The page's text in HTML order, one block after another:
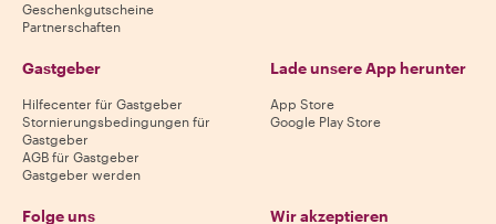
Geschenkgutscheine
Partnerschaften
Gastgeber
Hilfecenter für Gastgeber
Stornierungsbedingungen für
Gastgeber
AGB für Gastgeber
Gastgeber werden
Lade unsere App herunter
App Store
Google Play Store
Folge uns Wir akzeptieren